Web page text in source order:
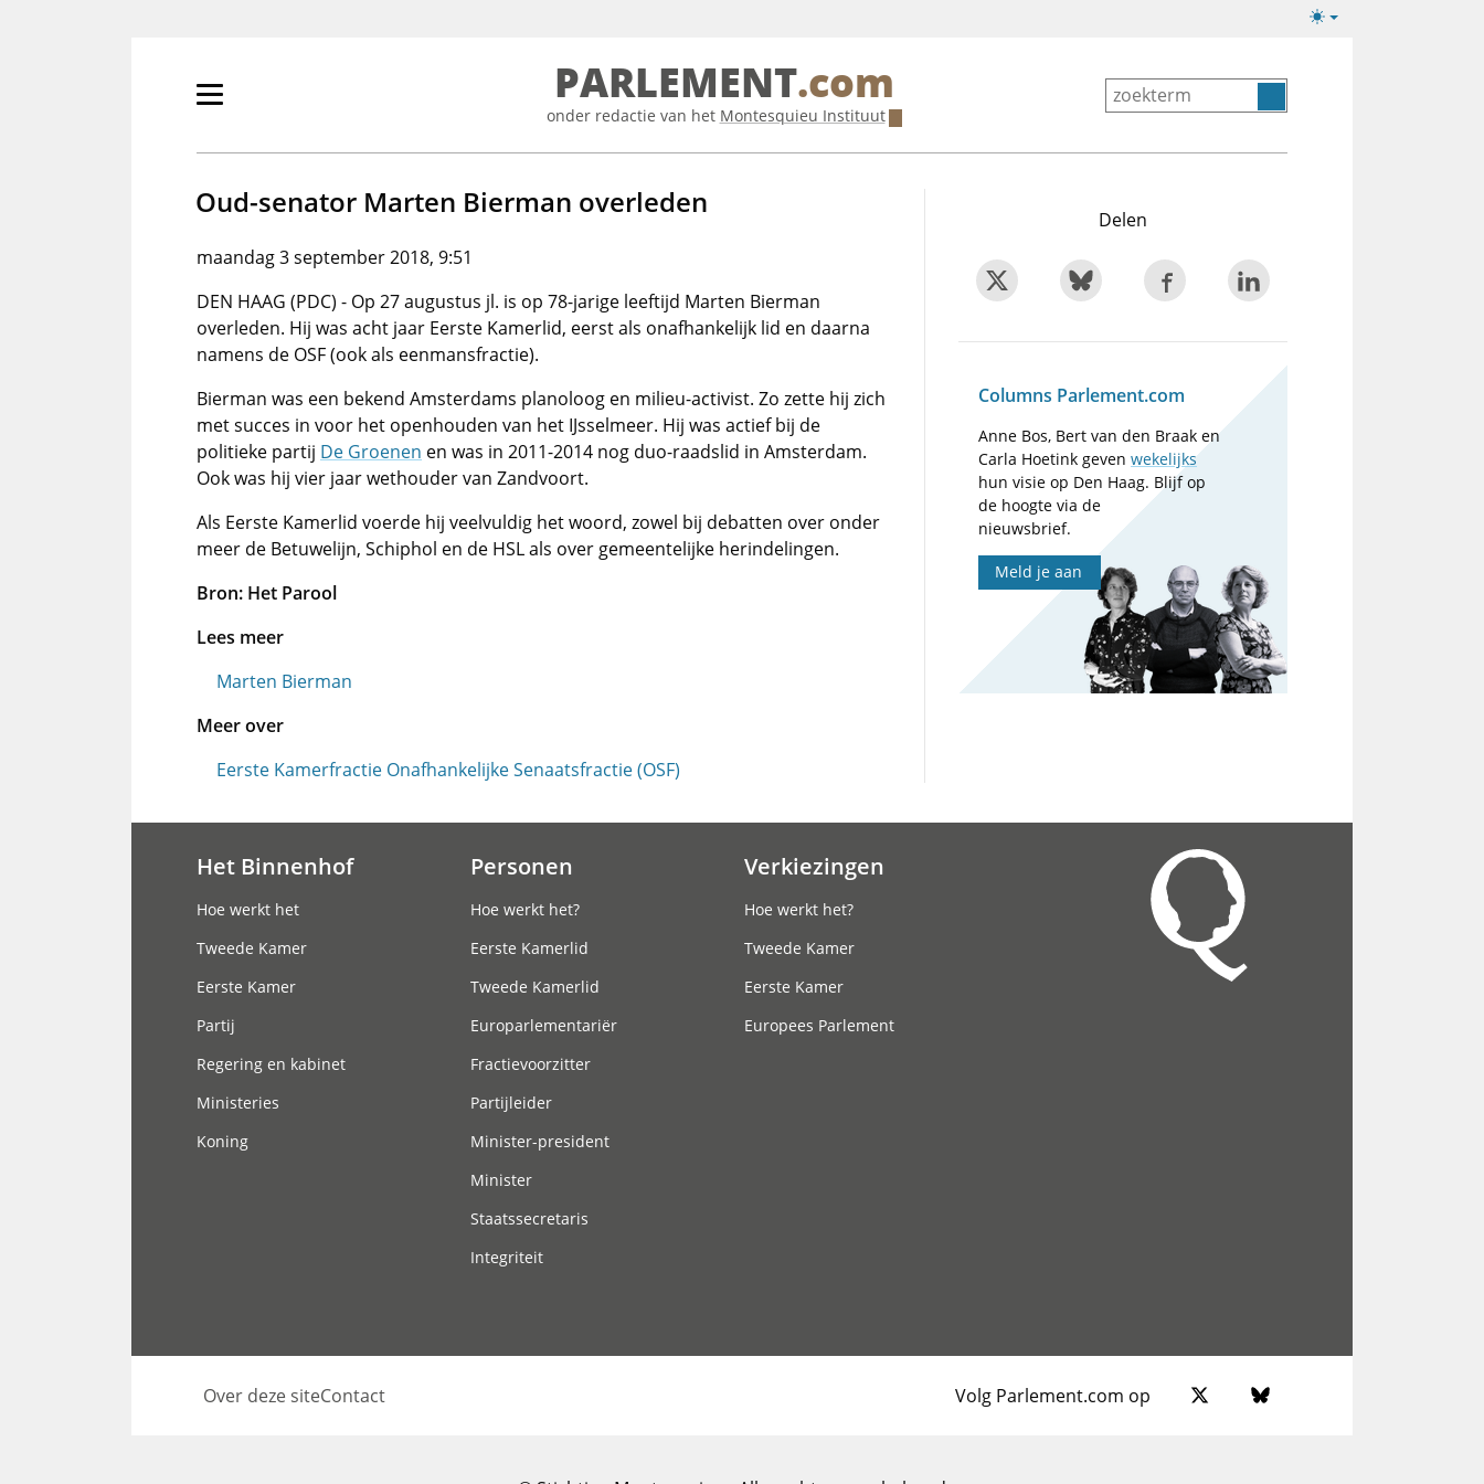
Lichte/donkere
Primair
tonen/verbergen
PARLEMENT.com
onder redactie van het Montesquieu Instituut
Oud-senator Marten Bierman overleden
maandag 3 september 2018, 9:51
DEN HAAG (PDC) - Op 27 augustus jl. is op 78-jarige leeftijd Marten Bierman
overleden. Hij was acht jaar Eerste Kamerlid, eerst als onafhankelijk lid en daarna
namens de OSF (ook als eenmansfractie).
Bierman was een bekend Amsterdams planoloog en milieu-activist. Zo zette hij zich
met succes in voor het openhouden van het IJsselmeer. Hij was actief bij de
politieke partij De Groenen en was in 2011-2014 nog duo-raadslid in Amsterdam.
Ook was hij vier jaar wethouder van Zandvoort.
Als Eerste Kamerlid voerde hij veelvuldig het woord, zowel bij debatten over onder
meer de Betuwelijn, Schiphol en de HSL als over gemeentelijke herindelingen.
Bron: Het Parool
Lees meer
Marten Bierman
Meer over
Eerste Kamerfractie Onafhankelijke Senaatsfractie (OSF)
Delen
Columns Parlement.com
Anne Bos, Bert van den Braak en
Carla Hoetink gevenwekelijks
hun visie op Den Haag. Blijf op
de hoogte via de
nieuwsbrief.
Meld je aan
Het Binnenhof
Hoe werkt het
Tweede Kamer
Eerste Kamer
Partij
Regering en kabinet
Ministeries
Koning
Personen
Hoe werkt het?
Eerste Kamerlid
Tweede Kamerlid
Europarlementariër
Fractievoorzitter
Partijleider
Minister-president
Minister
Staatssecretaris
Integriteit
Verkiezingen
Hoe werkt het?
Tweede Kamer
Eerste Kamer
Europees Parlement
Over deze siteContact Volg Parlement.com op